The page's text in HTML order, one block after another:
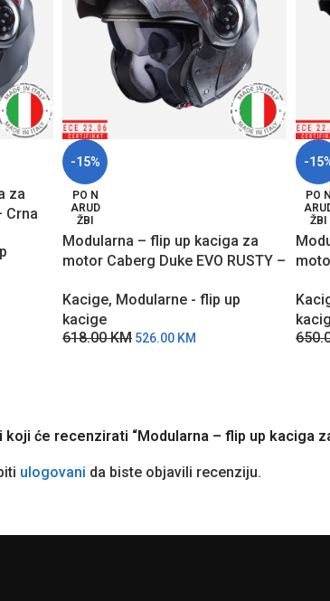
za
Crna
-15%
PO N
ARUD
ŽBI
Modularna – flip up kaciga za
motor Caberg Duke EVO RUSTY –
Kacige, Modularne - flip up
kacige
618.00KM 526.00 KM
-
PO N
ŽBI
koji će recenzirati “Modularna – flip up kaciga
ulogovani da biste objavili recenziju.